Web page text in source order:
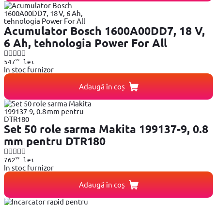
Acumulator Bosch 1600A00DD7, 18 V,
6 Ah, tehnologia Power For All
54799lei
In stoc furnizor
Adaugă în coș
Set 50 role sarma Makita 199137-9, 0.8
mm pentru DTR180
76299lei
In stoc furnizor
Adaugă în coș